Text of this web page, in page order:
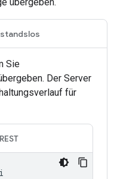
Sie
Der Server
für
REST